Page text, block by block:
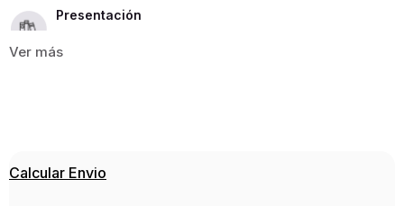
Presentación
MEDIA VACA
Calcular Envio